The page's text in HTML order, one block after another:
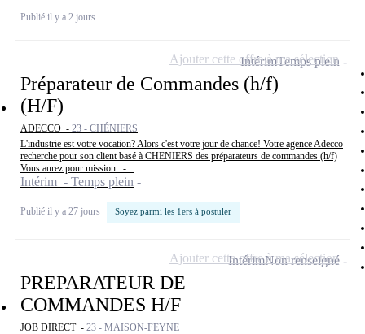
Publié il y a 2 jours
Préparateur de Commandes (h/f)
(H/F)
ADECCO - 23 - CHÉNIERS
L'industrie est votre vocation? Alors c'est votre jour de chance! Votre agence Adecco
recherche pour son client basé à CHENIERS des préparateurs de commandes (h/f)
Vous aurez pour mission : -...
Intérim - Temps plein
Publié il y a 27 jours Soyez parmi les 1ers à postuler
IntérimTemps plein
Ajouter cette offre à ma sélection
PREPARATEUR DE
COMMANDES H/F
JOB DIRECT - 23 - MAISON-FEYNE
IntérimNon renseigné
Ajouter cette offre à ma sélection